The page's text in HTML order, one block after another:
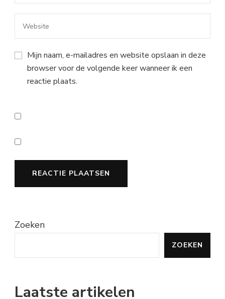
Mijn naam, e-mailadres en website opslaan in deze
browser voor de volgende keer wanneer ik een
reactie plaats.
Zoeken
ZOEKEN
Laatste artikelen